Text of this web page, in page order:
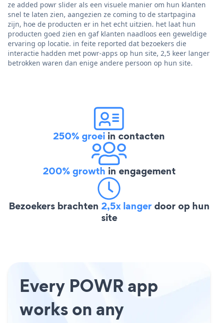
ze added powr slider als een visuele manier om hun klanten
snel te laten zien, aangezien ze coming to de startpagina
zijn, hoe de producten er in het echt uitzien. het laat hun
producten goed zien en gaf klanten naadloos een geweldige
ervaring op locatie. in feite reported dat bezoekers die
interactie hadden met powr-apps op hun site, 2,5 keer langer
betrokken waren dan enige andere persoon op hun site.
250% groei in contacten
200% growth in engagement
Bezoekers brachten 2,5x langerdoor op hun
site
Every POWR app
works on any